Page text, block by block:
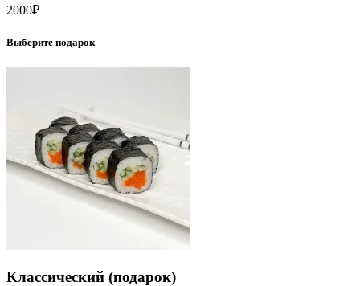
2000₽
Выберите подарок
Классический (подарок)